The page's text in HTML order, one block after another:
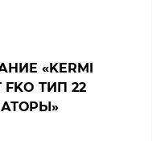
«KERMI
FKO ТИП 22